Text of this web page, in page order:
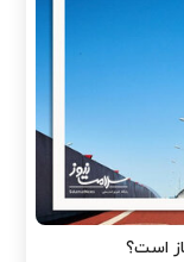
است؟